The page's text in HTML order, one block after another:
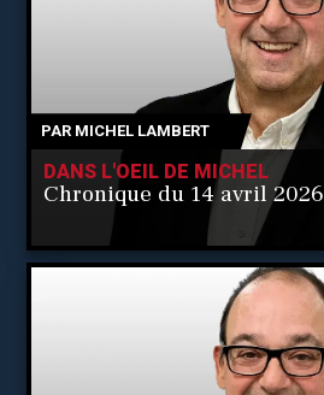
PAR MICHEL LAMBERT
DANS L'OEIL DE MICHEL
Chronique du 14 avril 2026